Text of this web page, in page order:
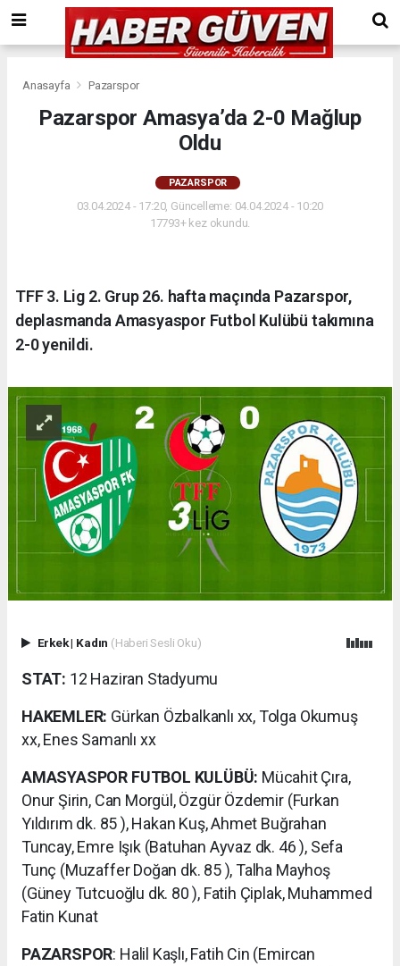
Anasayfa Pazarspor
Pazarspor Amasya’da 2-0 Mağlup
Oldu
PAZARSPOR
03.04.2024 - 17:20, Güncelleme: 04.04.2024 - 10:20
17793+ kez okundu.
TFF 3. Lig 2. Grup 26. hafta maçında Pazarspor,
deplasmanda Amasyaspor Futbol Kulübü takımına
2-0 yenildi.
Erkek| Kadın (Haberi Sesli Oku)
STAT: 12 Haziran Stadyumu
HAKEMLER: Gürkan Özbalkanlı xx, Tolga Okumuş
xx, Enes Samanlı xx
AMASYASPOR FUTBOL KULÜBÜ: Mücahit Çıra,
Onur Şirin, Can Morgül, Özgür Özdemir (Furkan
Yıldırım dk. 85 ), Hakan Kuş, Ahmet Buğrahan
Tuncay, Emre Işık (Batuhan Ayvaz dk. 46 ), Sefa
Tunç (Muzaffer Doğan dk. 85 ), Talha Mayhoş
(Güney Tutcuoğlu dk. 80 ), Fatih Çiplak, Muhammed
Fatin Kunat
PAZARSPOR: Halil Kaşlı, Fatih Cin (Emircan